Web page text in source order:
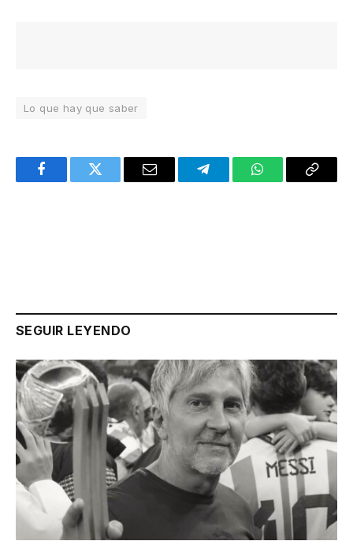
Lo que hay que saber
FacebookTwitter Email TelegramWhatsAppCopy
SEGUIR LEYENDO